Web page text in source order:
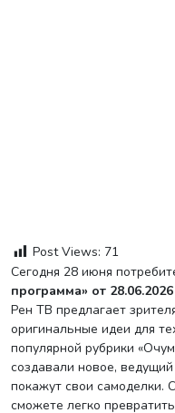
Post Views: 71
Сегодня 28 июня
программа» от 28.06.2026
Рен ТВ предлагает
оригинальные идеи для
популярной рубрики
создавали новое,
покажут свои самоделки.
сможете легко